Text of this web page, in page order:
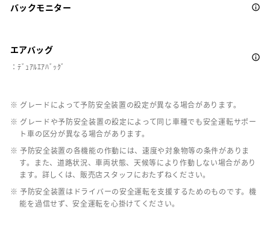
バックモニター
エアバッグ
：ﾃﾞｭｱﾙｴｱﾊﾞｯｸﾞ
※ グレードによって予防安全装置の設定が異なる場合があります。
※ グレードや予防安全装置の設定によって同じ車種でも安全運転サポー
ト車の区分が異なる場合があります。
※ 予防安全装置の各機能の作動には、速度や対象物等の条件がありま
す。また、道路状況、車両状態、天候等により作動しない場合があり
ます。詳しくは、販売店スタッフにおたずねください。
※ 予防安全装置はドライバーの安全運転を支援するためのものです。機
能を過信せず、安全運転を心掛けてください。